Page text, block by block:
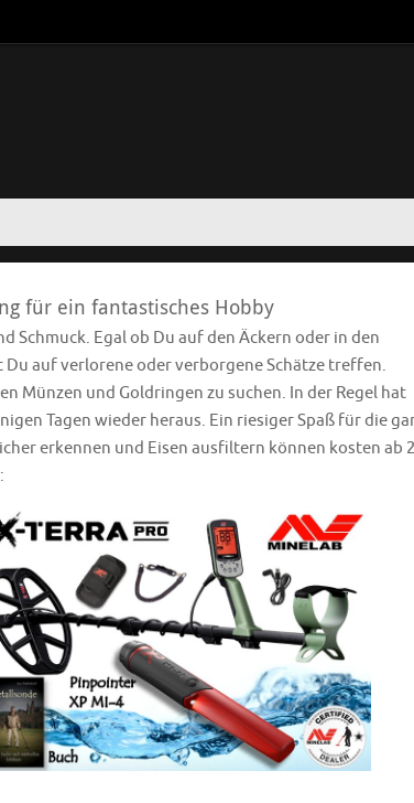
für ein fantastisches Hobby
Schmuck. Egal ob Du auf den Äckern oder in den
auf verlorene oder verborgene Schätze treffen.
Münzen und Goldringen zu suchen. In der Regel hat
Tagen wieder heraus. Ein riesiger Spaß für die
erkennen und Eisen ausfiltern können kosten ab